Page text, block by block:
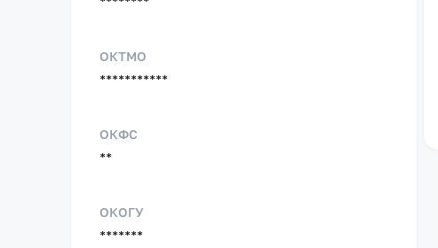
ОКТМО
***********
ОКФС
**
ОКОГУ
*******